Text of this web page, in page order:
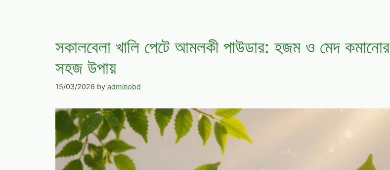
সকালবেলা খালি পেটে আমলকী পাউডার: হজম ও মেদ কমানোর
সহজ উপায়
15/03/2026 by adminobd